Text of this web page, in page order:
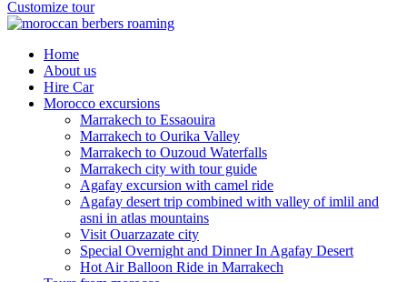
Customize tour
Home
About us
Hire Car
Morocco excursions
Marrakech to Essaouira
Marrakech to Ourika Valley
Marrakech to Ouzoud Waterfalls
Marrakech city with tour guide
Agafay excursion with camel ride
Agafay desert trip combined with valley of imlil and
asni in atlas mountains
Visit Ouarzazate city
Special Overnight and Dinner In Agafay Desert
Hot Air Balloon Ride in Marrakech